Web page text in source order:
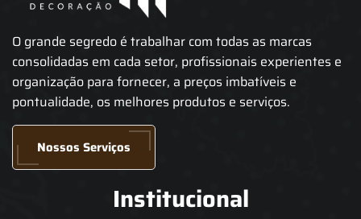
O grande segredo é trabalhar com todas as marcas
consolidadas em cada setor, profissionais experientes e
organização para fornecer, a preços imbatíveis e
pontualidade, os melhores produtos e serviços.
Nossos Serviços
Institucional